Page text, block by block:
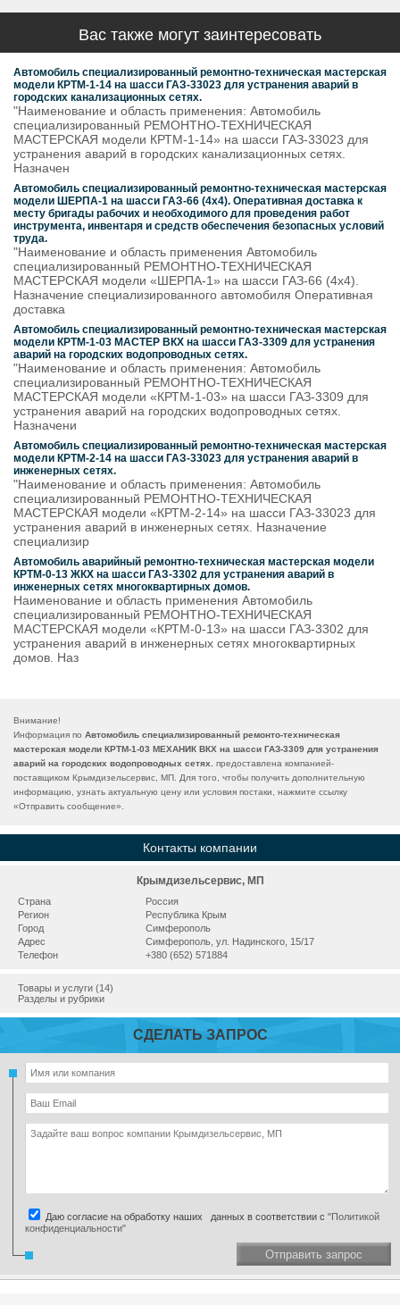
Вас также могут заинтересовать
Автомобиль специализированный ремонтно-техническая мастерская
модели КРТМ-1-14 на шасси ГАЗ-33023 для устранения аварий в
городских канализационных сетях.
"Наименование и область применения: Автомобиль
специализированный РЕМОНТНО-ТЕХНИЧЕСКАЯ
МАСТЕРСКАЯ модели КРТМ-1-14» на шасси ГАЗ-33023 для
устранения аварий в городских канализационных сетях.
Назначен
Автомобиль специализированный ремонтно-техническая мастерская
модели ШЕРПА-1 на шасси ГАЗ-66 (4х4). Оперативная доставка к
месту бригады рабочих и необходимого для проведения работ
инструмента, инвентаря и средств обеспечения безопасных условий
труда.
"Наименование и область применения Автомобиль
специализированный РЕМОНТНО-ТЕХНИЧЕСКАЯ
МАСТЕРСКАЯ модели «ШЕРПА-1» на шасси ГАЗ-66 (4х4).
Назначение специализированного автомобиля Оперативная
доставка
Автомобиль специализированный ремонтно-техническая мастерская
модели КРТМ-1-03 МAСТЕР ВКХ на шасси ГАЗ-3309 для устранения
аварий на городских водопроводных сетях.
"Наименование и область применения: Автомобиль
специализированный РЕМОНТНО-ТЕХНИЧЕСКАЯ
МАСТЕРСКАЯ модели «КРТМ-1-03» на шасси ГАЗ-3309 для
устранения аварий на городских водопроводных сетях.
Назначени
Автомобиль специализированный ремонтно-техническая мастерская
модели КРТМ-2-14 на шасси ГАЗ-33023 для устранения аварий в
инженерных сетях.
"Наименование и область применения: Автомобиль
специализированный РЕМОНТНО-ТЕХНИЧЕСКАЯ
МАСТЕРСКАЯ модели «КРТМ-2-14» на шасси ГАЗ-33023 для
устранения аварий в инженерных сетях. Назначение
специализир
Автомобиль аварийный ремонтно-техническая мастерская модели
КРТМ-0-13 ЖКХ на шасси ГАЗ-3302 для устранения аварий в
инженерных сетях многоквартирных домов.
Наименование и область применения Автомобиль
специализированный РЕМОНТНО-ТЕХНИЧЕСКАЯ
МАСТЕРСКАЯ модели «КРТМ-0-13» на шасси ГАЗ-3302 для
устранения аварий в инженерных сетях многоквартирных
домов. Наз
Внимание!
Информация по Автомобиль специализированный ремонто-техническая
мастерская модели КРТМ-1-03 МЕХАНИК ВКХ на шасси ГАЗ-3309 для устранения
аварий на городских водопроводных сетях.
предоставлена компанией-
поставщиком Крымдизельсервис, МП. Для того, чтобы получить дополнительную
информацию, узнать актуальную цену или условия постаки, нажмите ссылку
«Отправить сообщение».
Контакты компании
Крымдизельсервис, МП
Страна
Россия
Регион
Республика Крым
Город
Симферополь
Адрес
Симферополь, ул. Надинского, 15/17
Телефон
+380 (652) 571884
Товары и услуги (14)
Разделы и рубрики
СДЕЛАТЬ ЗАПРОС
Даю согласие на обработку наших данных в соответствии с "Политикой
конфиденциальности"
Отправить запрос